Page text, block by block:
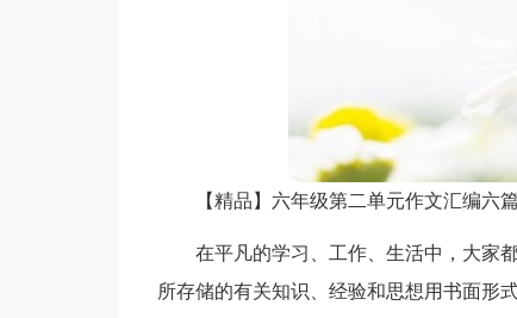
【精品】六年级第二单元作文汇编六篇
在平凡的学习、工作、生活中，大家
所存储的有关知识、经验和思想用书面形